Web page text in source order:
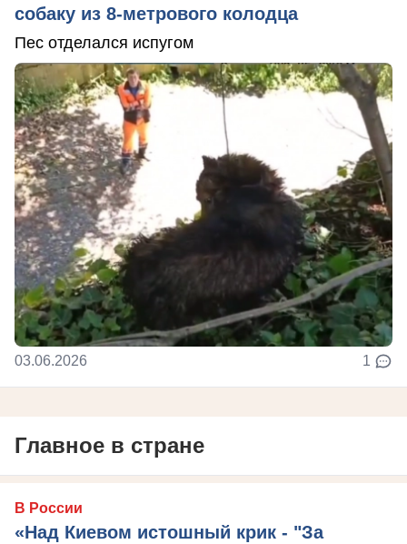
собаку из 8-метрового колодца
Пес отделался испугом
03.06.2026 1
Главное в стране
В России
«Над Киевом истошный крик - "За